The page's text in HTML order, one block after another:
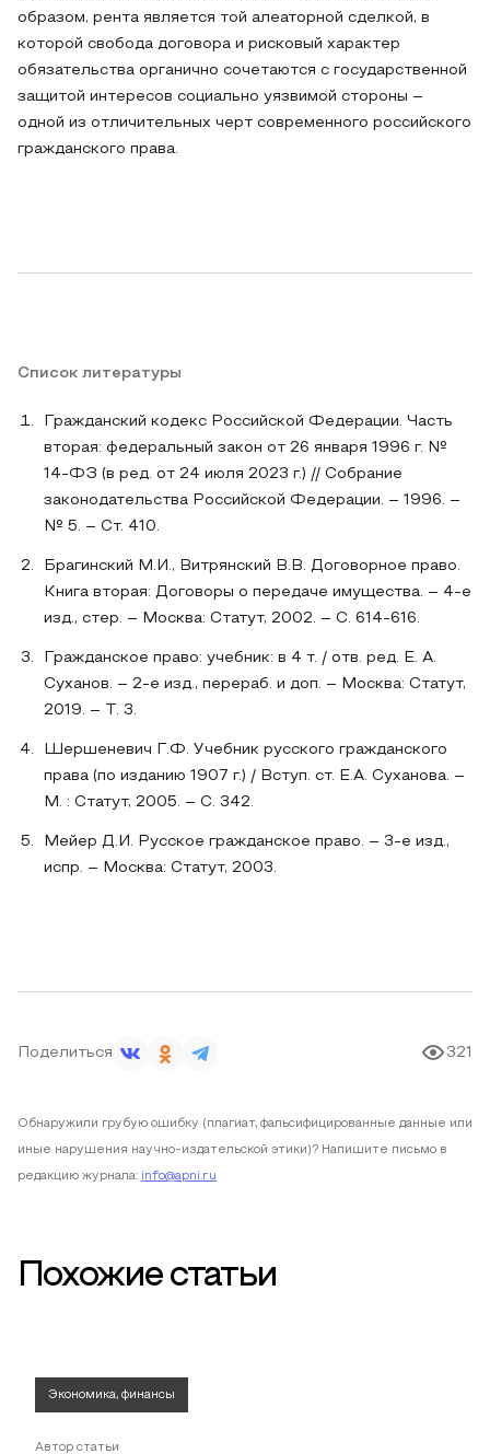
образом, рента является той алеаторной сделкой, в
которой свобода договора и рисковый характер
обязательства органично сочетаются с государственной
защитой интересов социально уязвимой стороны –
одной из отличительных черт современного российского
гражданского права.
Список литературы
Гражданский кодекс Российской Федерации. Часть
вторая: федеральный закон от 26 января 1996 г. №
14-ФЗ (в ред. от 24 июля 2023 г.) // Собрание
законодательства Российской Федерации. – 1996. –
№ 5. – Ст. 410.
Брагинский М.И., Витрянский В.В. Договорное право.
Книга вторая: Договоры о передаче имущества. – 4-е
изд., стер. – Москва: Статут, 2002. – С. 614-616.
Гражданское право: учебник: в 4 т. / отв. ред. Е. А.
Суханов. – 2-е изд., перераб. и доп. – Москва: Статут,
2019. – Т. 3.
Шершеневич Г.Ф. Учебник русского гражданского
права (по изданию 1907 г.) / Вступ. ст. Е.А. Суханова. –
М. : Статут, 2005. – С. 342.
Мейер Д.И. Русское гражданское право. – 3-е изд.,
испр. – Москва: Статут, 2003.
Поделиться 321
Обнаружили грубую ошибку (плагиат, фальсифицированные данные или
иные нарушения научно-издательской этики)? Напишите письмо в
редакцию журнала: info@apni.ru
Похожие статьи
Экономика, финансы
Автор статьи